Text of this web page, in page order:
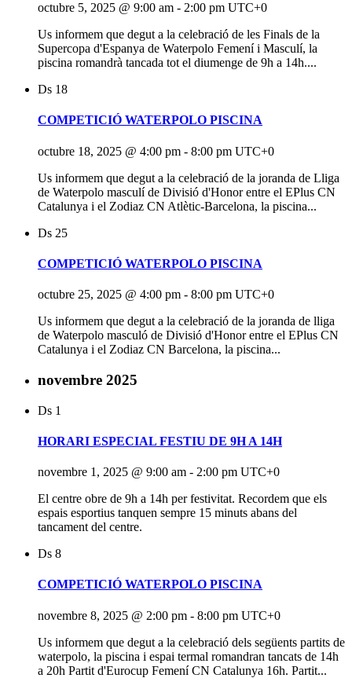
octubre 5, 2025 @ 9:00 am - 2:00 pm UTC+0
Us informem que degut a la celebració de les Finals de la
Supercopa d'Espanya de Waterpolo Femení i Masculí, la
piscina romandrà tancada tot el diumenge de 9h a 14h....
Ds 18
COMPETICIÓ WATERPOLO PISCINA
octubre 18, 2025 @ 4:00 pm - 8:00 pm UTC+0
Us informem que degut a la celebració de la joranda de Lliga
de Waterpolo masculí de Divisió d'Honor entre el EPlus CN
Catalunya i el Zodiaz CN Atlètic-Barcelona, la piscina...
Ds 25
COMPETICIÓ WATERPOLO PISCINA
octubre 25, 2025 @ 4:00 pm - 8:00 pm UTC+0
Us informem que degut a la celebració de la joranda de lliga
de Waterpolo masculó de Divisió d'Honor entre el EPlus CN
Catalunya i el Zodiaz CN Barcelona, la piscina...
novembre 2025
Ds 1
HORARI ESPECIAL FESTIU DE 9H A 14H
novembre 1, 2025 @ 9:00 am - 2:00 pm UTC+0
El centre obre de 9h a 14h per festivitat. Recordem que els
espais esportius tanquen sempre 15 minuts abans del
tancament del centre.
Ds 8
COMPETICIÓ WATERPOLO PISCINA
novembre 8, 2025 @ 2:00 pm - 8:00 pm UTC+0
Us informem que degut a la celebració dels següents partits de
waterpolo, la piscina i espai termal romandran tancats de 14h
a 20h Partit d'Eurocup Femení CN Catalunya 16h. Partit...